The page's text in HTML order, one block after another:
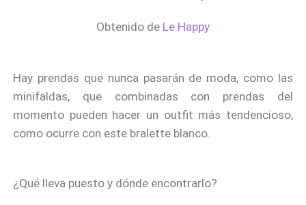
Obtenido de Le Happy
Hay prendas que nunca pasarán de moda, como las
minifaldas, que combinadas con prendas del
momento pueden hacer un outfit más tendencioso,
como ocurre con este bralette blanco.
¿Qué lleva puesto y dónde encontrarlo?